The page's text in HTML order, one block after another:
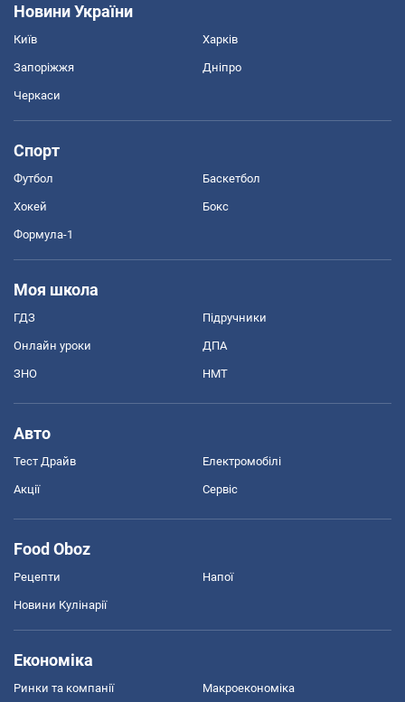
Новини України
Київ Харків
Запоріжжя Дніпро
Черкаси
Спорт
Футбол Баскетбол
Хокей Бокс
Формула-1
Моя школа
ГДЗ Підручники
Онлайн уроки ДПА
ЗНО НМТ
Авто
Тест Драйв Електромобілі
Акції Сервіс
Food Oboz
Рецепти Напої
Новини Кулінарії
Економіка
Ринки та компанії Макроекономіка